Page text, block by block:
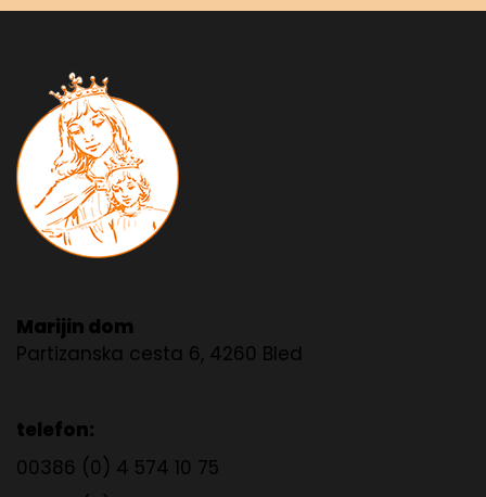
Marijin dom
Partizanska cesta 6, 4260 Bled
telefon:
00386 (0) 4 574 10 75